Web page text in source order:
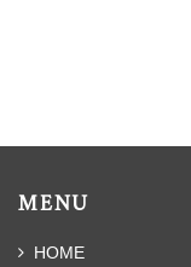
MENU
HOME